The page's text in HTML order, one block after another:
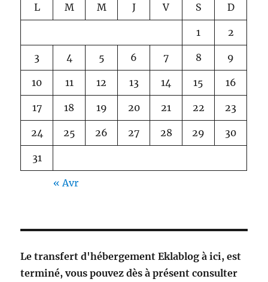
L M M J V S D
1 2
3 4 5 6 7 8 9
10 11 12 13 14 15 16
17 18 19 20 21 22 23
24 25 26 27 28 29 30
31
« Avr
Le transfert d'hébergement Eklablog à ici, est
terminé, vous pouvez dès à présent consulter